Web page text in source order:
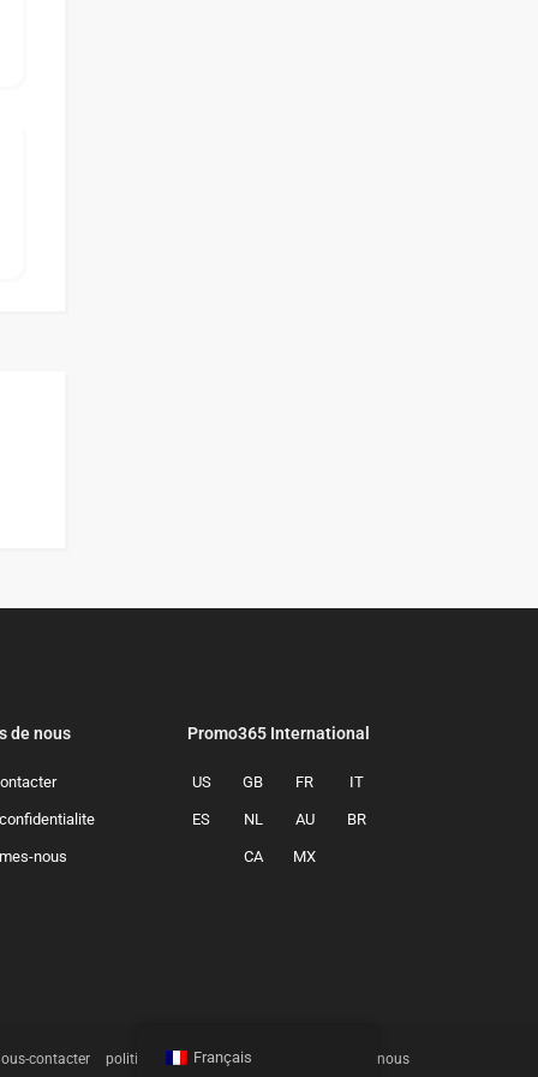
de nous
nous
Promo365 International
US GB FR IT
ES NL AU BR
CA MX
contacter politique-de-confidentialite qui-sommes-nous
Français